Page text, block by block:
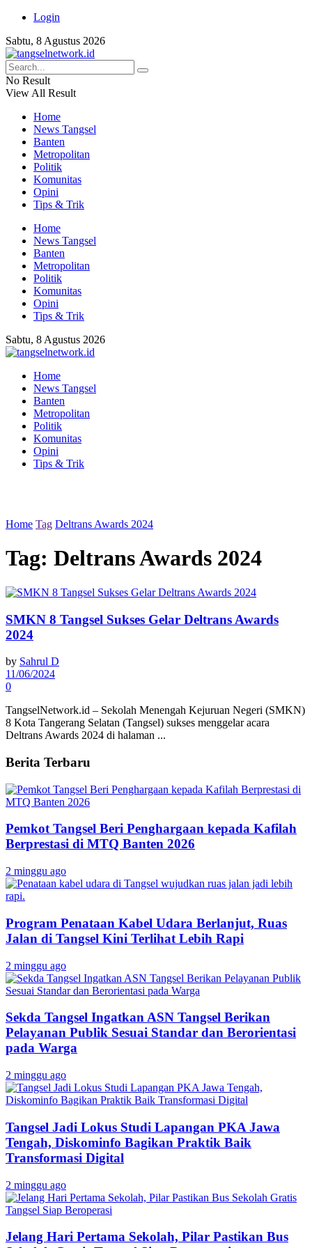
Login
Sabtu, 8 Agustus 2026
No Result
View All Result
Home
News Tangsel
Banten
Metropolitan
Politik
Komunitas
Opini
Tips & Trik
Home
News Tangsel
Banten
Metropolitan
Politik
Komunitas
Opini
Tips & Trik
Sabtu, 8 Agustus 2026
Home
News Tangsel
Banten
Metropolitan
Politik
Komunitas
Opini
Tips & Trik
Home Tag Deltrans Awards 2024
Tag: Deltrans Awards 2024
SMKN 8 Tangsel Sukses Gelar Deltrans Awards
2024
by Sahrul D
11/06/2024
0
TangselNetwork.id – Sekolah Menengah Kejuruan Negeri (SMKN)
8 Kota Tangerang Selatan (Tangsel) sukses menggelar acara
Deltrans Awards 2024 di halaman ...
Berita Terbaru
Pemkot Tangsel Beri Penghargaan kepada Kafilah
Berprestasi di MTQ Banten 2026
2 minggu ago
Program Penataan Kabel Udara Berlanjut, Ruas
Jalan di Tangsel Kini Terlihat Lebih Rapi
2 minggu ago
Sekda Tangsel Ingatkan ASN Tangsel Berikan
Pelayanan Publik Sesuai Standar dan Berorientasi
pada Warga
2 minggu ago
Tangsel Jadi Lokus Studi Lapangan PKA Jawa
Tengah, Diskominfo Bagikan Praktik Baik
Transformasi Digital
2 minggu ago
Jelang Hari Pertama Sekolah, Pilar Pastikan Bus